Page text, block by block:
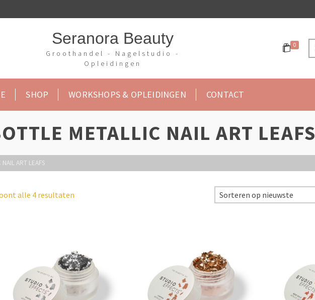
Seranora Beauty
Groothandel - Nagelstudio -
Opleidingen
0
SHOP WORKSHOPS & OPLEIDINGEN CONTACT
METALLIC NAIL ART LEAFS
ART LEAFS
alle 4 resultaten Sorteren op nieuwste